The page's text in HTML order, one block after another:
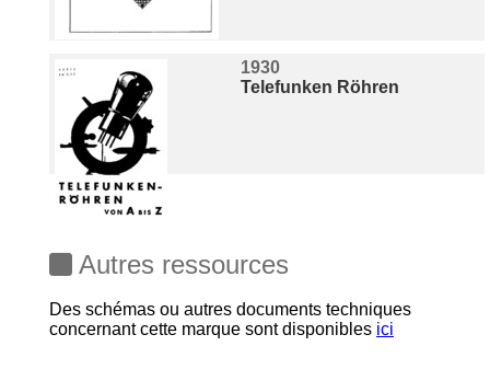
1930
Telefunken Röhren
Autres ressources
Des schémas ou autres documents techniques
concernant cette marque sont disponibles ici